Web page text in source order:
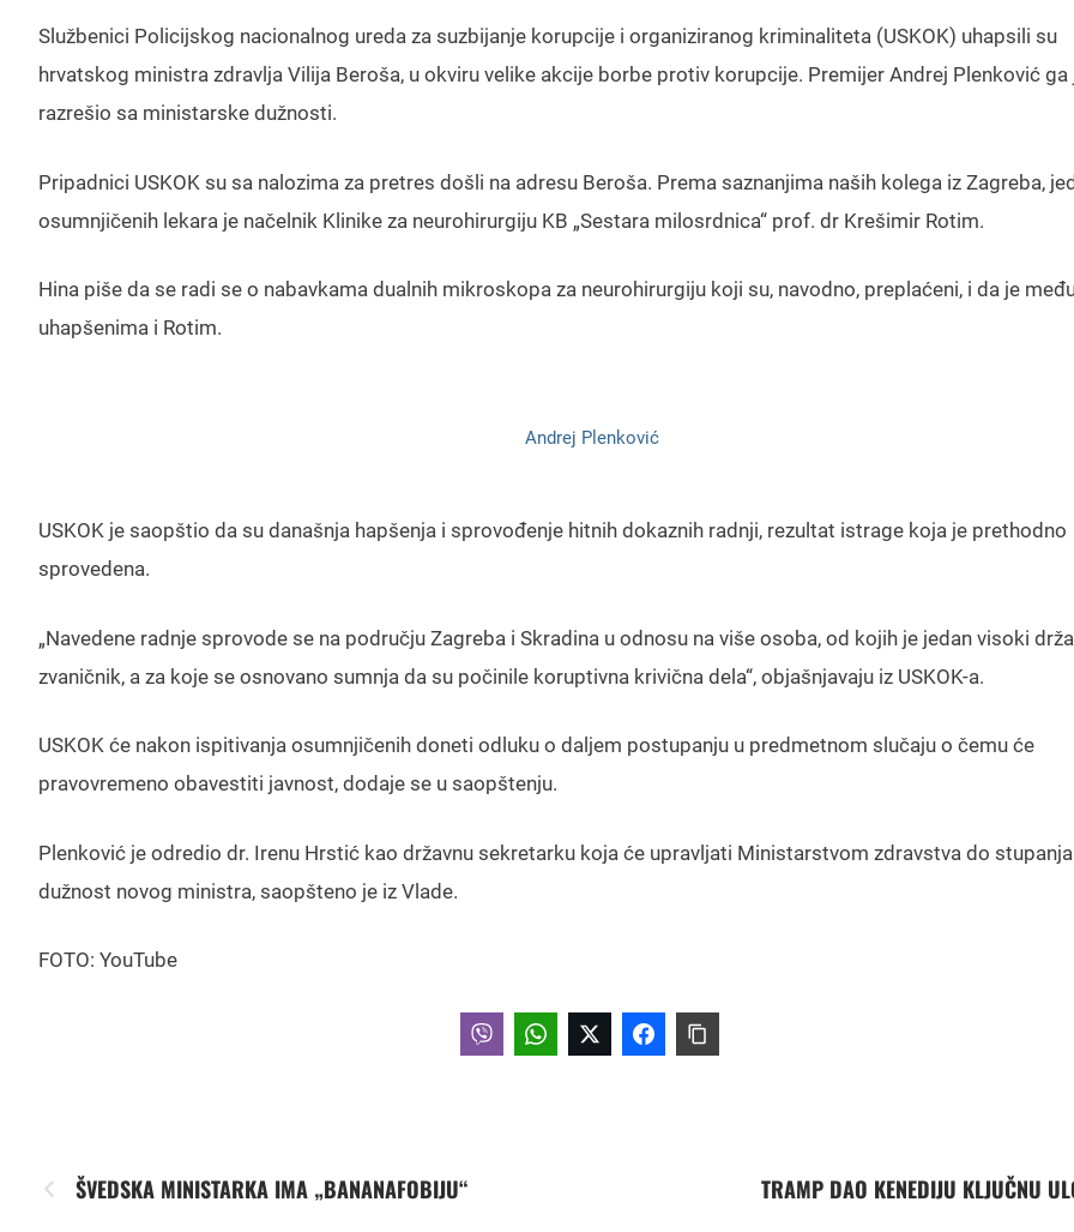
Službenici Policijskog nacionalnog ureda za suzbijanje korupcije i organiziranog kriminaliteta (USKOK) uhapsili su
hrvatskog ministra zdravlja Vilija Beroša, u okviru velike akcije borbe protiv korupcije. Premijer Andrej Plenković ga
razrešio sa ministarske dužnosti.
Pripadnici USKOK su sa nalozima za pretres došli na adresu Beroša. Prema saznanjima naših kolega iz Zagreba,
osumnjičenih lekara je načelnik Klinike za neurohirurgiju KB „Sestara milosrdnica“ prof. dr Krešimir Rotim.
Hina piše da se radi se o nabavkama dualnih mikroskopa za neurohirurgiju koji su, navodno, preplaćeni, i da je
uhapšenima i Rotim.
Andrej Plenković
USKOK je saopštio da su današnja hapšenja i sprovođenje hitnih dokaznih radnji, rezultat istrage koja je prethodno
sprovedena.
„Navedene radnje sprovode se na području Zagreba i Skradina u odnosu na više osoba, od kojih je jedan visoki
zvaničnik, a za koje se osnovano sumnja da su počinile koruptivna krivična dela“, objašnjavaju iz USKOK-a.
USKOK će nakon ispitivanja osumnjičenih doneti odluku o daljem postupanju u predmetnom slučaju o čemu će
pravovremeno obavestiti javnost, dodaje se u saopštenju.
Plenković je odredio dr. Irenu Hrstić kao državnu sekretarku koja će upravljati Ministarstvom zdravstva do stupanja
dužnost novog ministra, saopšteno je iz Vlade.
FOTO: YouTube
ŠVEDSKA MINISTARKA IMA „BANANAFOBIJU“ TRAMP DAO KENEDIJU KLJUČNU